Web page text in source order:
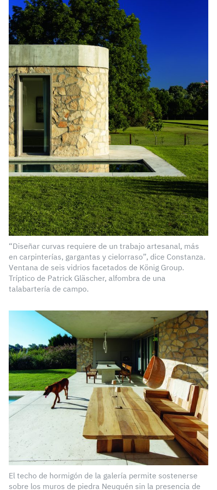
“Diseñar curvas requiere de un trabajo artesanal, más
en carpinterías, gargantas y cielorraso”, dice Constanza.
Ventana de seis vidrios facetados de König Group.
Tríptico de Patrick Gläscher, alfombra de una
talabartería de campo.
El techo de hormigón de la galería permite sostenerse
sobre los muros de piedra Neuquén sin la presencia de